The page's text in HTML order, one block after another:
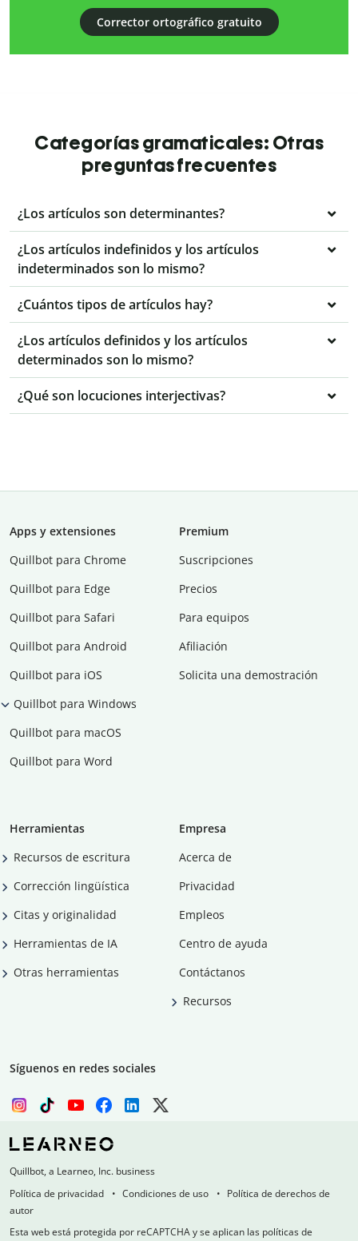
Corrector ortográfico gratuito
Categorías gramaticales: Otras
preguntas frecuentes
¿Los artículos son determinantes?
¿Los artículos indefinidos y los artículos
indeterminados son lo mismo?
¿Cuántos tipos de artículos hay?
¿Los artículos definidos y los artículos
determinados son lo mismo?
¿Qué son locuciones interjectivas?
Apps y extensiones
Quillbot para Chrome
Quillbot para Edge
Quillbot para Safari
Quillbot para Android
Quillbot para iOS
Quillbot para Windows
Quillbot para macOS
Quillbot para Word
Premium
Suscripciones
Precios
Para equipos
Afiliación
Solicita una demostración
Herramientas
Recursos de escritura
Corrección lingüística
Citas y originalidad
Herramientas de IA
Otras herramientas
Empresa
Acerca de
Privacidad
Empleos
Centro de ayuda
Contáctanos
Recursos
Síguenos en redes sociales
Quillbot, a Learneo, Inc. business
Política de privacidad
Condiciones de uso
Política de derechos de
autor
Esta web está protegida por reCAPTCHA y se aplican las políticas de